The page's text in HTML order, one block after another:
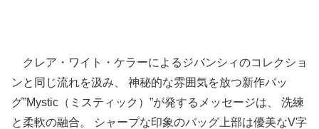
クレア・ワイト・ケラーによるジバンシィのコレクショ
ンと同じ流れを汲み、 神秘的な雰囲気を放つ新作バッ
グ”Mystic（ミスティック）”が発するメッセージは、 洗練
と柔軟の融合。 シャープな印象のバッグ上部は優美なV字